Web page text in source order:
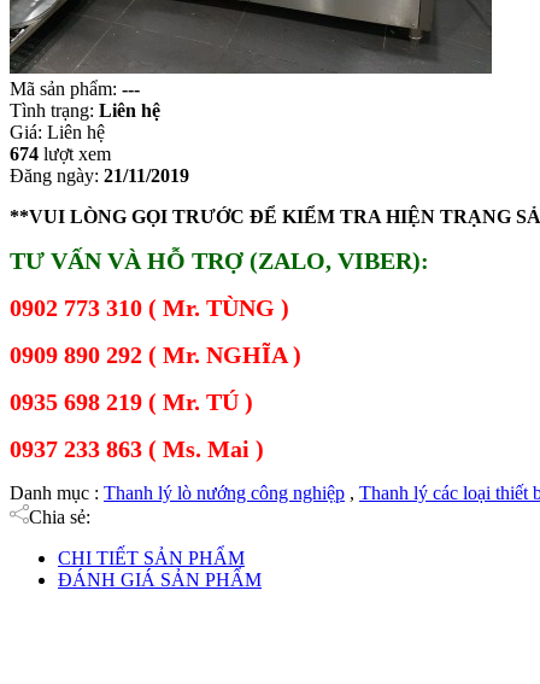
Mã sản phẩm: ---
Tình trạng: Liên hệ
Giá: Liên hệ
674 lượt xem
Đăng ngày: 21/11/2019
**VUI LÒNG GỌI TRƯỚC ĐỂ KIỂM TRA HIỆN TRẠNG
TƯ VẤN VÀ HỖ TRỢ (ZALO, VIBER):
0902 773 310 ( Mr. TÙNG )
0909 890 292 ( Mr. NGHĨA )
0935 698 219 ( Mr. TÚ )
0937 233 863 ( Ms. Mai )
Danh mục : Thanh lý lò nướng công nghiệp , Thanh lý các loại thiết
Chia sẻ:
CHI TIẾT SẢN PHẨM
ĐÁNH GIÁ SẢN PHẨM